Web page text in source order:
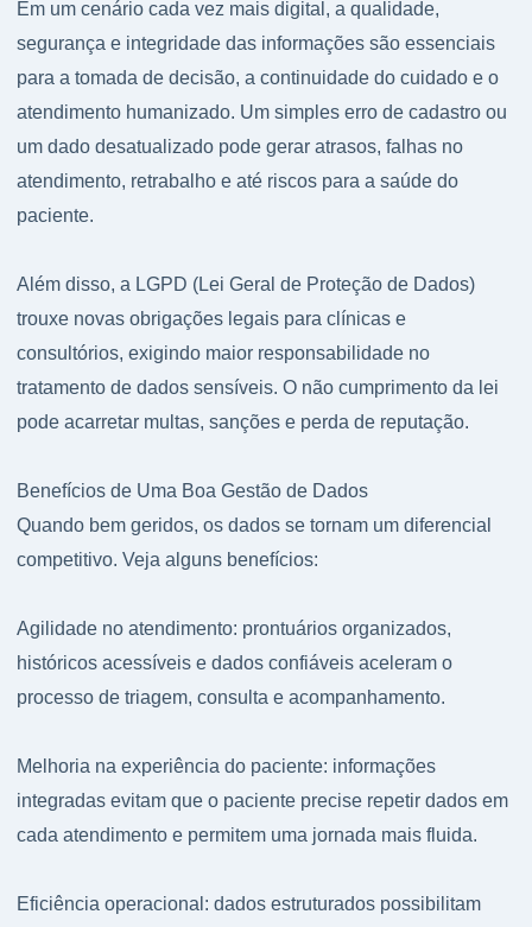
Em um cenário cada vez mais digital, a qualidade,
segurança e integridade das informações são essenciais
para a tomada de decisão, a continuidade do cuidado e o
atendimento humanizado. Um simples erro de cadastro ou
um dado desatualizado pode gerar atrasos, falhas no
atendimento, retrabalho e até riscos para a saúde do
paciente.
Além disso, a LGPD (Lei Geral de Proteção de Dados)
trouxe novas obrigações legais para clínicas e
consultórios, exigindo maior responsabilidade no
tratamento de dados sensíveis. O não cumprimento da lei
pode acarretar multas, sanções e perda de reputação.
Benefícios de Uma Boa Gestão de Dados
Quando bem geridos, os dados se tornam um diferencial
competitivo. Veja alguns benefícios:
Agilidade no atendimento: prontuários organizados,
históricos acessíveis e dados confiáveis aceleram o
processo de triagem, consulta e acompanhamento.
Melhoria na experiência do paciente: informações
integradas evitam que o paciente precise repetir dados em
cada atendimento e permitem uma jornada mais fluida.
Eficiência operacional: dados estruturados possibilitam